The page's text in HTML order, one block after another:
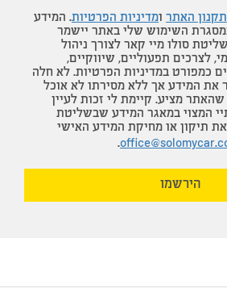
תקנון האתר ומדיניות הפרטיות. המידע
השימוש שלי באתר יישמר
סולו מיי קאר לצורך ניהול
לצרכים תפעוליים, שיווקיים,
כמפורט במדיניות הפרטיות. לא חלה
את המידע אך ללא מסירתו לא אוכל
מציע. קיימת לי זכות לעיין
המצוי במאגר המידע שבשליטת
תיקון או מחיקת המידע האישי
.
הירשמו